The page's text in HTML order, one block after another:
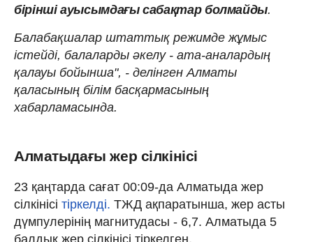
бірінші ауысымдағы сабақтар болмайды.
Балабақшалар штаттық режимде жұмыс
істейді, балаларды әкелу - ата-аналардың
қалауы бойынша", - делінген Алматы
қаласының білім басқармасының
хабарламасында.
Алматыдағы жер сілкінісі
23 қаңтарда сағат 00:09-да Алматыда жер
сілкінісі тіркелді. ТЖД ақпаратынша, жер асты
дүмпулерінің магнитудасы - 6,7. Алматыда 5
балдық жер сілкінісі тіркелген.